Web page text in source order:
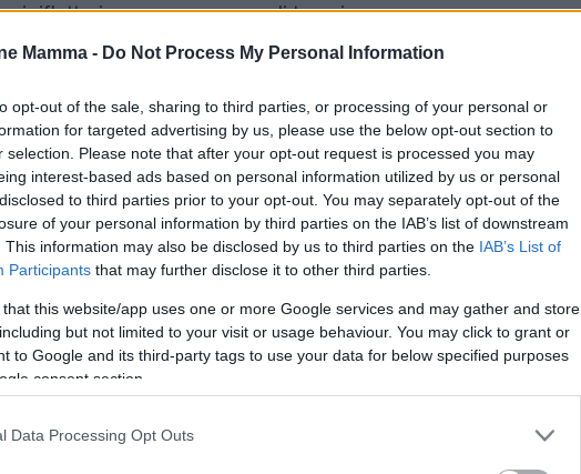
Mamma - Do Not Process My Personal Information
opt-out of the sale, sharing to third parties, or processing of your personal or
for targeted advertising by us, please use the below opt-out section to
selection. Please note that after your opt-out request is processed you may
interest-based ads based on personal information utilized by us or personal
to third parties prior to your opt-out. You may separately opt-out of the
of your personal information by third parties on the IAB’s list of downstream
This information may also be disclosed by us to third parties on the IAB’s List of
Participants that may further disclose it to other third parties.
that this website/app uses one or more Google services and may gather and store
but not limited to your visit or usage behaviour. You may click to grant or
to Google and its third-party tags to use your data for below specified purposes
consent section.
Data Processing Opt Outs
i riflettori su una nuova era di terapie
il suo destino cambiare radicalmente
per lui in soli sei mesi: un tempo record
di bambini con malattie rare.